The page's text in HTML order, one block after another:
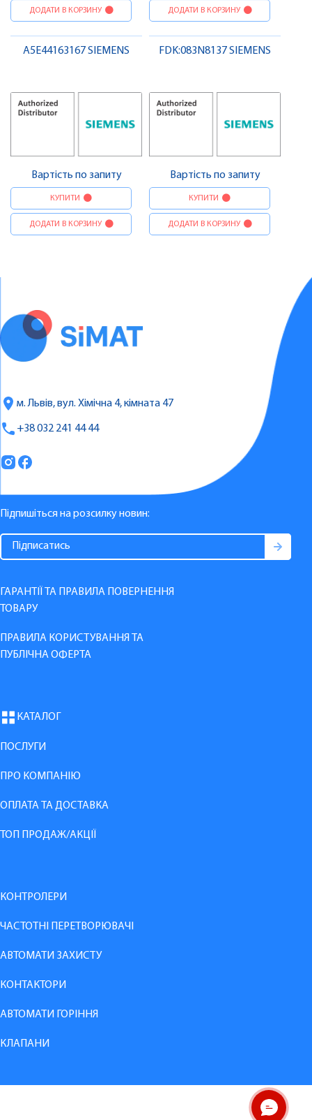
ДОДАТИ В КОРЗИНУ ДОДАТИ В КОРЗИНУ
A5E44163167 SIEMENS
Вартість по запиту
КУПИТИ
ДОДАТИ В КОРЗИНУ
FDK:083N8137 SIEMENS
Вартість по запиту
КУПИТИ
ДОДАТИ В КОРЗИНУ
м. Львів, вул. Хімічна 4, кімната 47
+38 032 241 44 44
Підпишіться на розсилку новин:
ГАРАНТІЇ ТА ПРАВИЛА ПОВЕРНЕННЯ
ТОВАРУ
ПРАВИЛА КОРИСТУВАННЯ ТА
ПУБЛІЧНА ОФЕРТА
КАТАЛОГ
ПОСЛУГИ
ПРО КОМПАНІЮ
ОПЛАТА ТА ДОСТАВКА
ТОП ПРОДАЖ/АКЦІЇ
КОНТРОЛЕРИ
ЧАСТОТНІ ПЕРЕТВОРЮВАЧІ
АВТОМАТИ ЗАХИСТУ
КОНТАКТОРИ
АВТОМАТИ ГОРІННЯ
КЛАПАНИ